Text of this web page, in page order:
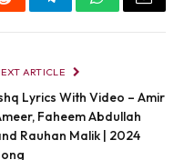
RedditTelegramWhatsApp
Email
ARTICLE
Lyrics With Video – Amir
Faheem Abdullah
Rauhan Malik | 2024